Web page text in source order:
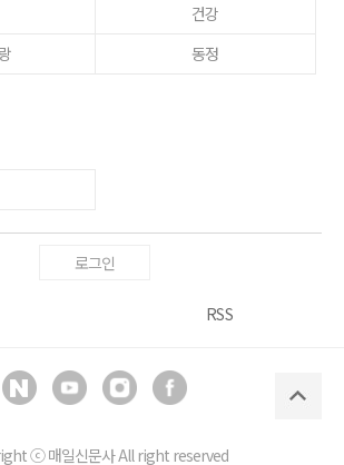
건강
동정
로그인
RSS
ⓒ매일신문사All right reserved